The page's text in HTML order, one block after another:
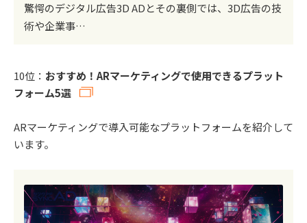
驚愕のデジタル広告3D ADとその裏側では、3D広告の技
術や企業事…
10位： おすすめ！ARマーケティングで使用できるプラット
フォーム5選
ARマーケティングで導入可能なプラットフォームを紹介して
います。